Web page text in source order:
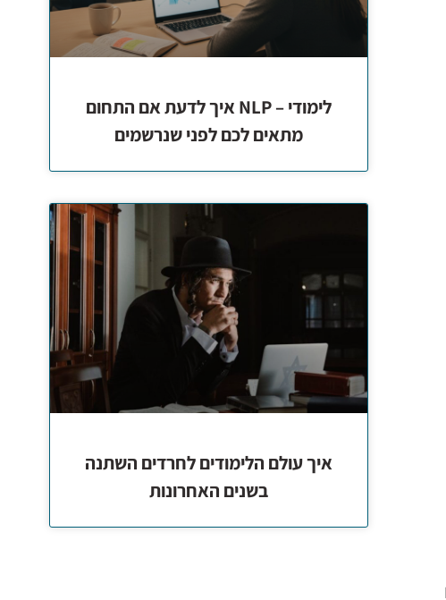
לימודי – NLP איך לדעת אם התחום
מתאים לכם לפני שנרשמים
איך עולם הלימודים לחרדים השתנה
בשנים האחרונות